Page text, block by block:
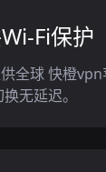
Fi保护
全球 快橙
无延迟。